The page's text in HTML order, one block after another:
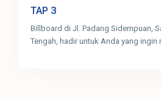
TAP 3
Billboard di Jl. Padang Sidempuan,
Tengah, hadir untuk Anda yang ingin